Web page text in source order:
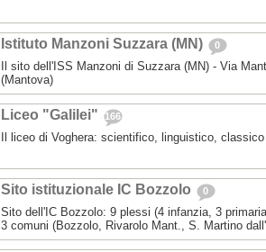
Istituto Manzoni Suzzara (MN) 0
Il sito dell'ISS Manzoni di Suzzara (MN) - Via
(Mantova)
Liceo "Galilei" 166
Il liceo di Voghera: scientifico, linguistico,
Sito istituzionale IC Bozzolo 0
Sito dell'IC Bozzolo: 9 plessi (4 infanzia, 3
3 comuni (Bozzolo, Rivarolo Mant., S. Martino